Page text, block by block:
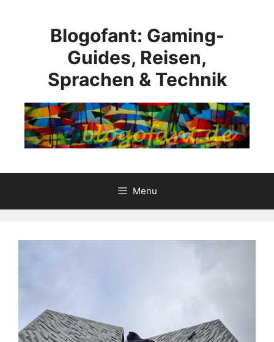
Blogofant: Gaming-
Guides, Reisen,
Sprachen & Technik
Menu